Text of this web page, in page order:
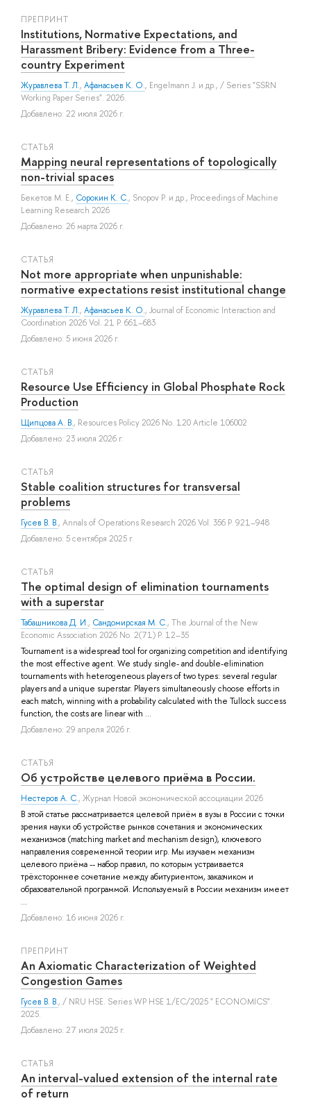
ПРЕПРИНТ
Institutions, Normative Expectations, and
Harassment Bribery: Evidence from a Three-
country Experiment
Журавлева Т. Л., Афанасьев К. О., Engelmann J. и др., / Series "SSRN
Working Paper Series". 2026.
Добавлено: 22 июля 2026 г.
СТАТЬЯ
Mapping neural representations of topologically
non-trivial spaces
Бекетов М. Е., Сорокин К. С., Snopov P. и др., Proceedings of Machine
Learning Research 2026
Добавлено: 26 марта 2026 г.
СТАТЬЯ
Not more appropriate when unpunishable:
normative expectations resist institutional change
Журавлева Т. Л., Афанасьев К. О., Journal of Economic Interaction and
Coordination 2026 Vol. 21 P. 661–683
Добавлено: 5 июня 2026 г.
СТАТЬЯ
Resource Use Efficiency in Global Phosphate Rock
Production
Щипцова А. В., Resources Policy 2026 No. 120 Article 106002
Добавлено: 23 июля 2026 г.
СТАТЬЯ
Stable coalition structures for transversal
problems
Гусев В. В., Annals of Operations Research 2026 Vol. 356 P. 921–948
Добавлено: 5 сентября 2025 г.
СТАТЬЯ
The optimal design of elimination tournaments
with a superstar
Табашникова Д. И., Сандомирская М. С., The Journal of the New
Economic Association 2026 No. 2(71) P. 12–35
Tournament is a widespread tool for organizing competition and identifying
the most effective agent. We study single- and double-elimination
tournaments with heterogeneous players of two types: several regular
players and a unique superstar. Players simultaneously choose efforts in
each match, winning with a probability calculated with the Tullock success
function, the costs are linear with ...
Добавлено: 29 апреля 2026 г.
СТАТЬЯ
Об устройстве целевого приёма в России.
Нестеров А. С., Журнал Новой экономической ассоциации 2026
В этой статье рассматривается целевой приём в вузы в России с точки
зрения науки об устройстве рынков сочетания и экономических
механизмов (matching market and mechanism design), ключевого
направления современной теории игр. Мы изучаем механизм
целевого приёма -- набор правил, по которым устраивается
трёхстороннее сочетание между абитуриентом, заказчиком и
образовательной программой. Используемый в России механизм имеет
...
Добавлено: 16 июня 2026 г.
ПРЕПРИНТ
An Axiomatic Characterization of Weighted
Congestion Games
Гусев В. В., / NRU HSE. Series WP HSE 1/EC/2025 " ECONOMICS".
2025.
Добавлено: 27 июля 2025 г.
СТАТЬЯ
An interval-valued extension of the internal rate
of return